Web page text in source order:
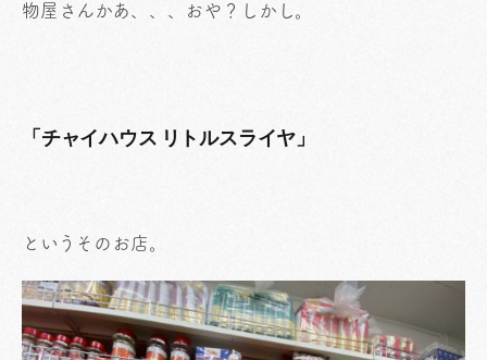
物屋さんかあ、、、おや？しかし。
「チャイハウス リトルスライヤ」
というそのお店。